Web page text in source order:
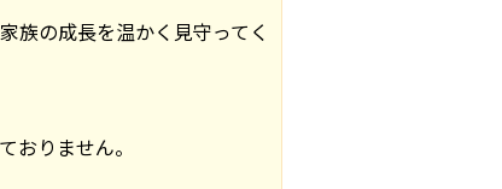
族の成長を温かく見守ってく
おりません。